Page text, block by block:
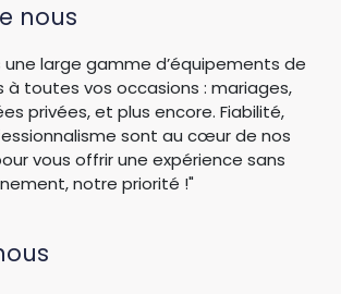
nous
une large gamme d’équipements de
toutes vos occasions : mariages,
privées, et plus encore. Fiabilité,
sont au cœur de nos
vous offrir une expérience sans
notre priorité !"